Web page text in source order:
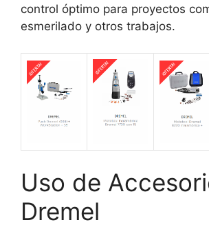
control óptimo para proyectos
esmerilado y otros trabajos.
Uso de
Dremel